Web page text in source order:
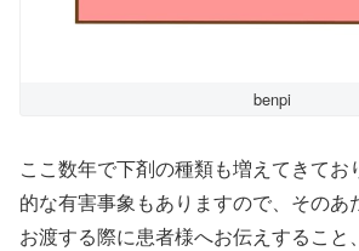
benpi
ここ数年で下剤の種類も増えてきてお
的な有害事象もありますので、そのあ
お渡する際に患者様へお伝えすること